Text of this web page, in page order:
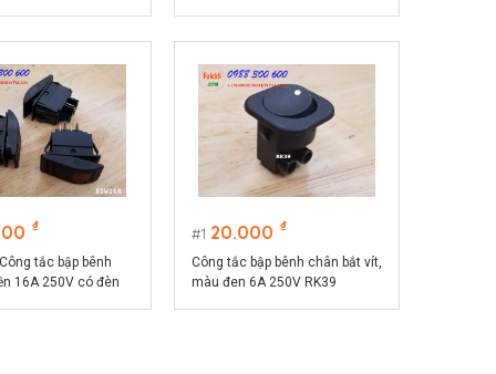
₫
tắc bập bênh
16A 250V có đèn
1 20.000 ₫
Công tắc bập bênh chân bắt vít,
màu đen 6A 250V RK39